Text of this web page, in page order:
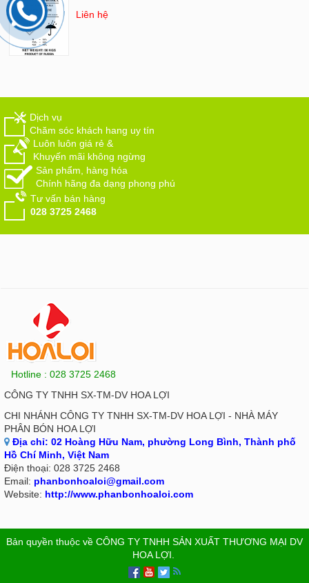
Liên hệ
Dịch vụ
Chăm sóc khách hang uy tín
Luôn luôn giá rẻ &
Khuyến mãi không ngừng
Sản phẩm, hàng hóa
Chính hãng đa dạng phong phú
Tư vấn bán hàng
028 3725 2468
Hotline : 028 3725 2468
CÔNG TY TNHH SX-TM-DV HOA LỢI
CHI NHÁNH CÔNG TY TNHH SX-TM-DV HOA LỢI - NHÀ MÁY
PHÂN BÓN HOA LỢI
Địa chỉ: 02 Hoàng Hữu Nam, phường Long Bình, Thành phố
Hồ Chí Minh, Việt Nam
Điện thoại: 028 3725 2468
Email: phanbonhoaloi@gmail.com
Website: http://www.phanbonhoaloi.com
Bản quyền thuộc về CÔNG TY TNHH SẢN XUẤT THƯƠNG MẠI DV
HOA LỢI